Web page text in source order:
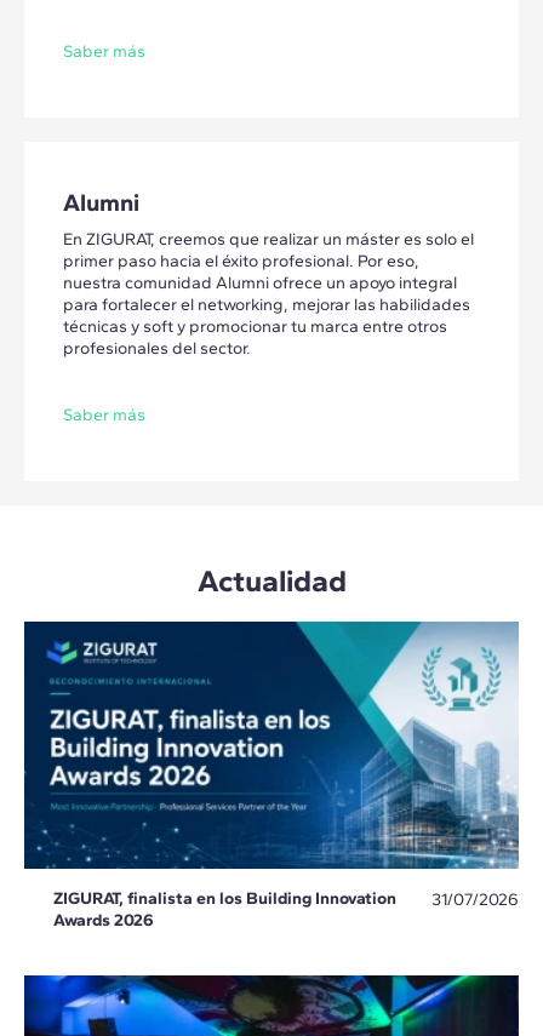
Saber más
Alumni
En ZIGURAT, creemos que realizar un máster es solo el
primer paso hacia el éxito profesional. Por eso,
nuestra comunidad Alumni ofrece un apoyo integral
para fortalecer el networking, mejorar las habilidades
técnicas y soft y promocionar tu marca entre otros
profesionales del sector.
Saber más
Actualidad
ZIGURAT, finalista en los Building Innovation
Awards 2026
31/07/2026